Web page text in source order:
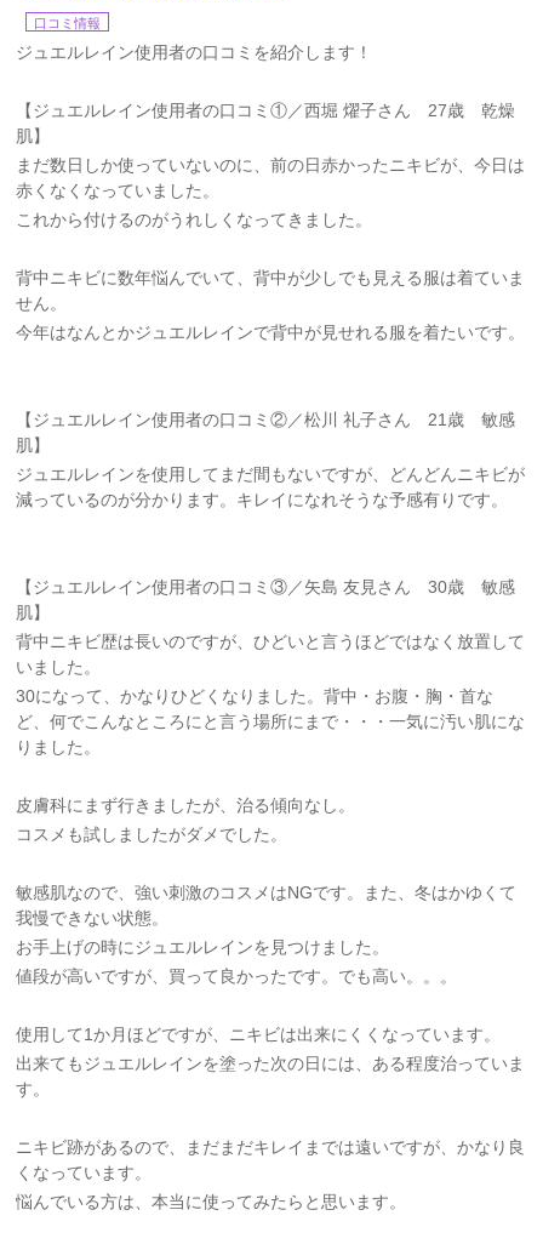
口コミ情報
ジュエルレイン使用者の口コミを紹介します！
【ジュエルレイン使用者の口コミ①／西堀 燿子さん 27歳 乾燥
肌】
まだ数日しか使っていないのに、前の日赤かったニキビが、今日は
赤くなくなっていました。
これから付けるのがうれしくなってきました。
背中ニキビに数年悩んでいて、背中が少しでも見える服は着ていま
せん。
今年はなんとかジュエルレインで背中が見せれる服を着たいです。
【ジュエルレイン使用者の口コミ②／松川 礼子さん 21歳 敏感
肌】
ジュエルレインを使用してまだ間もないですが、どんどんニキビが
減っているのが分かります。キレイになれそうな予感有りです。
【ジュエルレイン使用者の口コミ③／矢島 友見さん 30歳 敏感
肌】
背中ニキビ歴は長いのですが、ひどいと言うほどではなく放置して
いました。
30になって、かなりひどくなりました。背中・お腹・胸・首な
ど、何でこんなところにと言う場所にまで・・・一気に汚い肌にな
りました。
皮膚科にまず行きましたが、治る傾向なし。
コスメも試しましたがダメでした。
敏感肌なので、強い刺激のコスメはNGです。また、冬はかゆくて
我慢できない状態。
お手上げの時にジュエルレインを見つけました。
値段が高いですが、買って良かったです。でも高い。。。
使用して1か月ほどですが、ニキビは出来にくくなっています。
出来てもジュエルレインを塗った次の日には、ある程度治っていま
す。
ニキビ跡があるので、まだまだキレイまでは遠いですが、かなり良
くなっています。
悩んでいる方は、本当に使ってみたらと思います。